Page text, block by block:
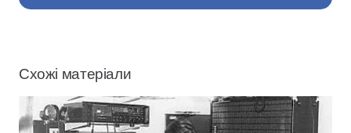
Схожі матеріали